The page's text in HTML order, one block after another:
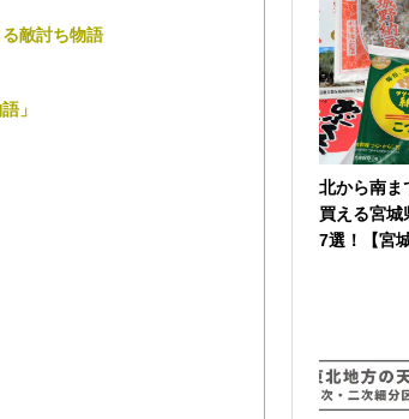
敵討ち物語
」
北から南ま
買える宮城
7選！【宮